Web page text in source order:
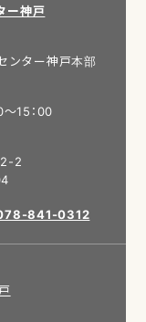
ー神戸
ンター神戸本部
～15：00
2
841-0312